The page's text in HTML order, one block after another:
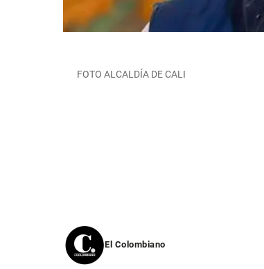
FOTO ALCALDÍA DE CALI
El Colombiano